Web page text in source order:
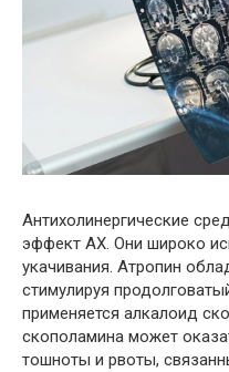
Антихолинергические
эффект АХ. Они широко
укачивания. Атропин
стимулируя
применяется алкалоид
скополамина может
тошноты и рвоты,